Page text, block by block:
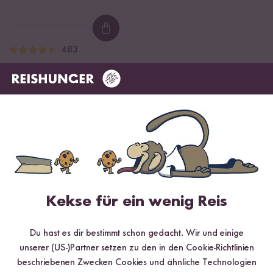
Loading...
483
Digitaler Reiskocher
ab CHF 205.90
Loading...
3
Kekse für ein wenig Reis
Du hast es dir bestimmt schon gedacht. Wir und einige
unserer (US-)Partner setzen zu den in den Cookie-Richtlinien
beschriebenen Zwecken Cookies und ähnliche Technologien